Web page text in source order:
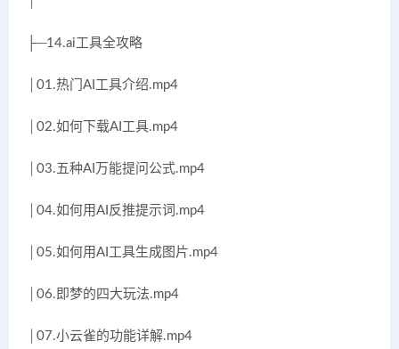
├─14.ai工具全攻略
│01.热门AI工具介绍.mp4
│02.如何下载AI工具.mp4
│03.五种AI万能提问公式.mp4
│04.如何用AI反推提示词.mp4
│05.如何用AI工具生成图片.mp4
│06.即梦的四大玩法.mp4
│07.小云雀的功能详解.mp4